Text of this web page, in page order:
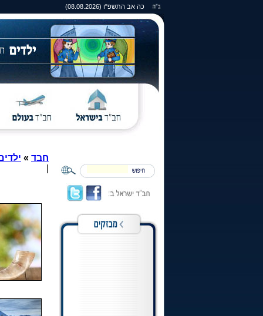
כה אב התשפ"ו (08.08.2026)
חבד »